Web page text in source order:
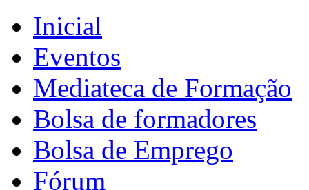
Inicial
Eventos
Mediateca de Formação
Bolsa de formadores
Bolsa de Emprego
Fórum